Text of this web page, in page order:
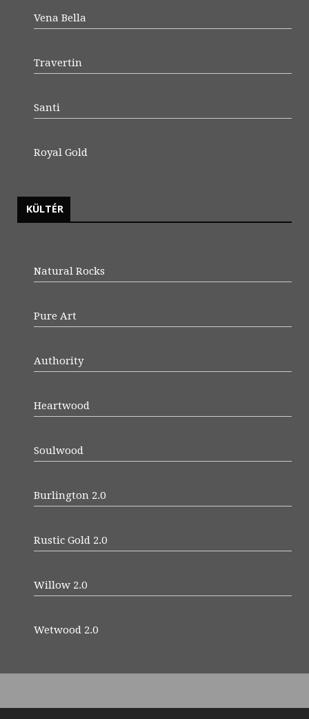
Vena Bella
Travertin
Santi
Royal Gold
KÜLTÉR
Natural Rocks
Pure Art
Authority
Heartwood
Soulwood
Burlington 2.0
Rustic Gold 2.0
Willow 2.0
Wetwood 2.0